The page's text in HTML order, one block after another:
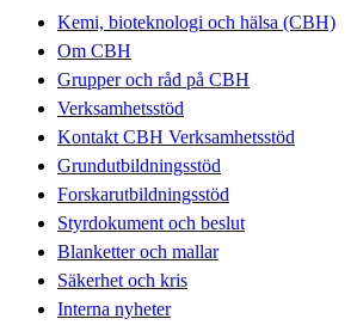
Kemi, bioteknologi och hälsa (CBH)
Om CBH
Grupper och råd på CBH
Verksamhetsstöd
Kontakt CBH Verksamhetsstöd
Grundutbildningsstöd
Forskarutbildningsstöd
Styrdokument och beslut
Blanketter och mallar
Säkerhet och kris
Interna nyheter